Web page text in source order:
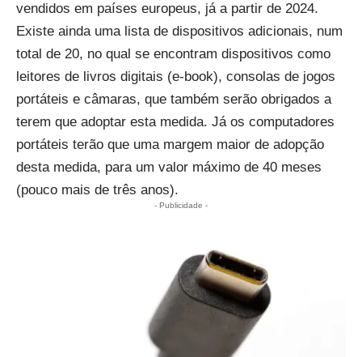
vendidos em países europeus, já a partir de 2024.
Existe ainda uma lista de dispositivos adicionais, num
total de 20, no qual se encontram dispositivos como
leitores de livros digitais (e-book), consolas de jogos
portáteis e câmaras, que também serão obrigados a
terem que adoptar esta medida. Já os computadores
portáteis terão que uma margem maior de adopção
desta medida, para um valor máximo de 40 meses
(pouco mais de três anos).
- Publicidade -